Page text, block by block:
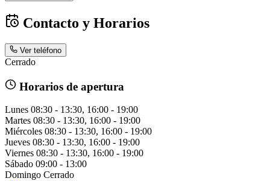
Contacto y Horarios
Ver teléfono
Cerrado
Horarios de apertura
Lunes 08:30 - 13:30, 16:00 - 19:00
Martes 08:30 - 13:30, 16:00 - 19:00
Miércoles 08:30 - 13:30, 16:00 - 19:00
Jueves 08:30 - 13:30, 16:00 - 19:00
Viernes 08:30 - 13:30, 16:00 - 19:00
Sábado 09:00 - 13:00
Domingo Cerrado